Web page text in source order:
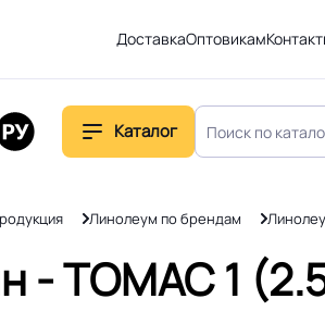
ДоставкаОптовикам
Каталог
Линолеум по брендам
- ТОМАС 1